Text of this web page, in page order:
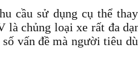
cầu sử dụng cụ thể
là chủng loại xe rất đa
vấn đề mà người tiêu